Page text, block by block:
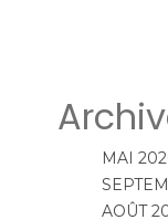
MAI
AOÛT